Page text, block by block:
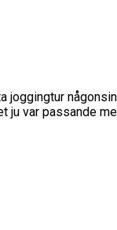
var passande